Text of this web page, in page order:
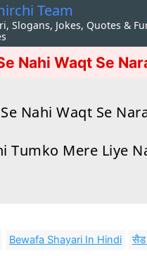
Team
Slogans, Jokes, Quotes &
Nahi Waqt Se
Nahi Waqt Se
Tumko Mere Liye
Bewafa Shayari In Hindi सैड